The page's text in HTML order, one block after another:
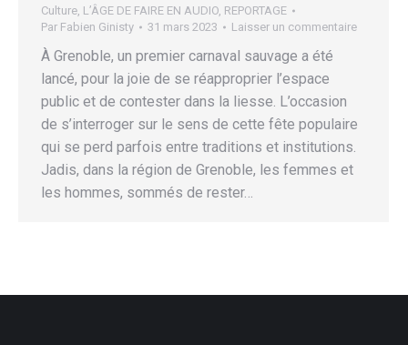
Culture, L’ÂGE DE FAIRE EN AUDIO, REPORTAGE
Par Fabien Ginisty 31 mars 2023 Laisser un commentaire
À Grenoble, un premier carnaval sauvage a été
lancé, pour la joie de se réapproprier l’espace
public et de contester dans la liesse. L’occasion
de s’interroger sur le sens de cette fête populaire
qui se perd parfois entre traditions et institutions.
Jadis, dans la région de Grenoble, les femmes et
les hommes, sommés de rester…